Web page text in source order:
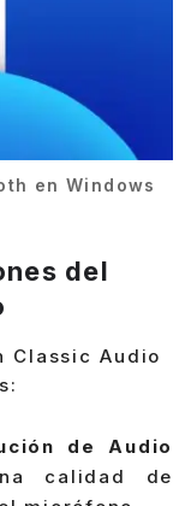
en Windows
del
Classic Audio
de Audio
calidad de